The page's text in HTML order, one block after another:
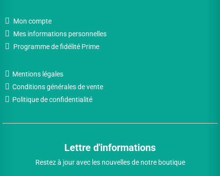
Mon compte
Mes informations personnelles
Programme de fidélité Prime
Mentions légales
Conditions générales de vente
Politique de confidentialité
Lettre d'informations
Restez à jour avec les nouvelles de notre boutique